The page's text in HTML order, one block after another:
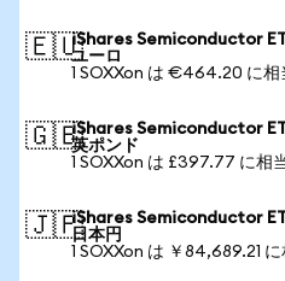
🇪🇺iShares Semiconductor
ユーロ
1 SOXXon は €464.20 に相
🇬🇧iShares Semiconductor
英ポンド
1 SOXXon は £397.77 に相
🇯🇵iShares Semiconductor
日本円
1 SOXXon は ￥84,689.21 に